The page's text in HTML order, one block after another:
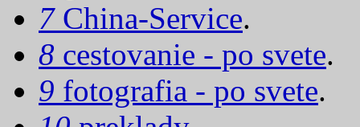
7 China-Service.
8 cestovanie - po svete.
9 fotografia - po svete.